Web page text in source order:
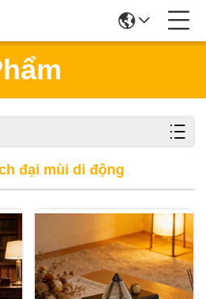
đại mùi di động